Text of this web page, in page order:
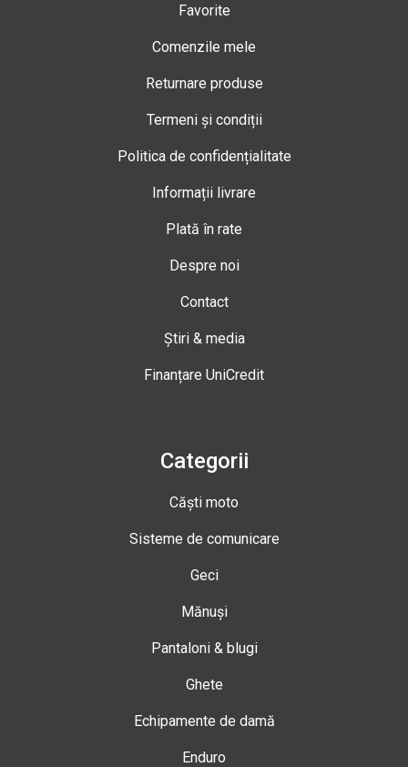
Favorite
Comenzile mele
Returnare produse
Termeni și condiții
Politica de confidențialitate
Informații livrare
Plată în rate
Despre noi
Contact
Știri & media
Finanțare UniCredit
Categorii
Căști moto
Sisteme de comunicare
Geci
Mănuși
Pantaloni & blugi
Ghete
Echipamente de damă
Enduro